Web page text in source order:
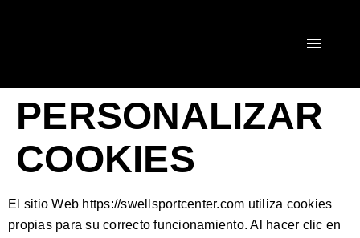
PERSONALIZAR
COOKIES
El sitio Web https://swellsportcenter.com utiliza cookies
propias para su correcto funcionamiento. Al hacer clic en